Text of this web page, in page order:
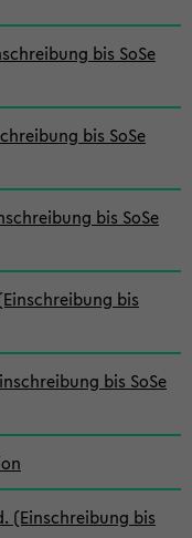
bis SoSe
bis SoSe
bis SoSe
bis
bis SoSe
(Einschreibung bis